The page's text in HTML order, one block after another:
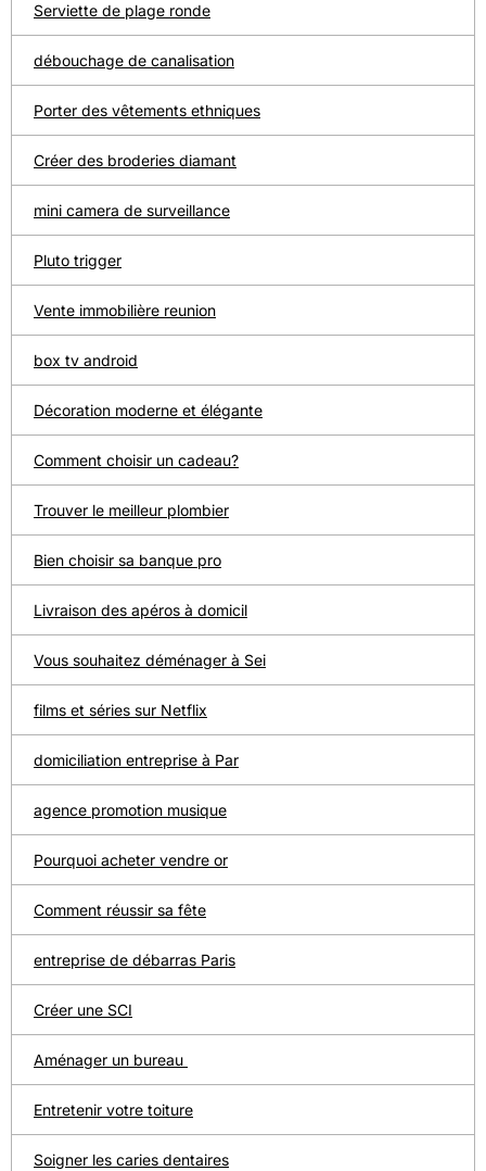
Serviette de plage ronde
débouchage de canalisation
Porter des vêtements ethniques
Créer des broderies diamant
mini camera de surveillance
Pluto trigger
Vente immobilière reunion
box tv android
Décoration moderne et élégante
Comment choisir un cadeau?
Trouver le meilleur plombier
Bien choisir sa banque pro
Livraison des apéros à domicil
Vous souhaitez déménager à Sei
films et séries sur Netflix
domiciliation entreprise à Par
agence promotion musique
Pourquoi acheter vendre or
Comment réussir sa fête
entreprise de débarras Paris
Créer une SCI
Aménager un bureau
Entretenir votre toiture
Soigner les caries dentaires